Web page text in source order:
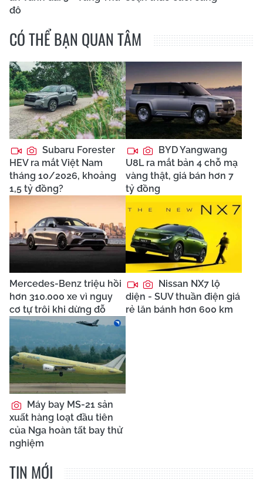
đô
CÓ THỂ BẠN QUAN TÂM
Subaru Forester
HEV ra mắt Việt Nam
tháng 10/2026, khoảng
1,5 tỷ đồng?
BYD Yangwang
U8L ra mắt bản 4 chỗ mạ
vàng thật, giá bán hơn 7
tỷ đồng
Mercedes-Benz triệu hồi
hơn 310.000 xe vì nguy
cơ tự trôi khi dừng đỗ
Nissan NX7 lộ
diện - SUV thuần điện giá
rẻ lăn bánh hơn 600 km
Máy bay MS-21 sản
xuất hàng loạt đầu tiên
của Nga hoàn tất bay thử
nghiệm
TIN MỚI